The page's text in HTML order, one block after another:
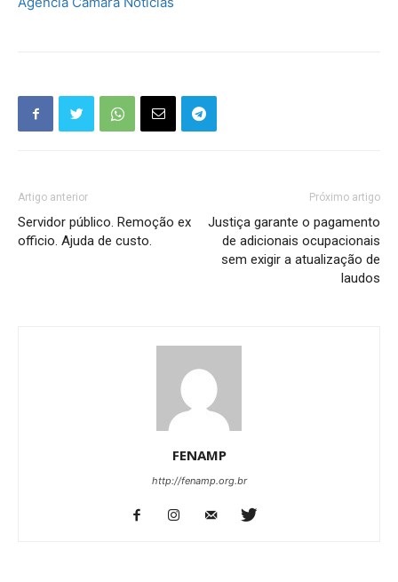
Artigo anterior
Servidor público. Remoção ex
officio. Ajuda de custo.
Próximo artigo
Justiça garante o pagamento
de adicionais ocupacionais
sem exigir a atualização de
laudos
FENAMP
http://fenamp.org.br